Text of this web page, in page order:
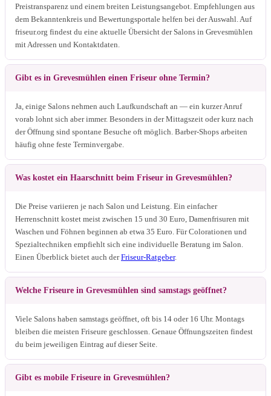
Preistransparenz und einem breiten Leistungsangebot. Empfehlungen aus
dem Bekanntenkreis und Bewertungsportale helfen bei der Auswahl. Auf
friseur.org findest du eine aktuelle Übersicht der Salons in Grevesmühlen
mit Adressen und Kontaktdaten.
Gibt es in Grevesmühlen einen Friseur ohne Termin?
Ja, einige Salons nehmen auch Laufkundschaft an — ein kurzer Anruf
vorab lohnt sich aber immer. Besonders in der Mittagszeit oder kurz nach
der Öffnung sind spontane Besuche oft möglich. Barber-Shops arbeiten
häufig ohne feste Terminvergabe.
Was kostet ein Haarschnitt beim Friseur in Grevesmühlen?
Die Preise variieren je nach Salon und Leistung. Ein einfacher
Herrenschnitt kostet meist zwischen 15 und 30 Euro, Damenfrisuren mit
Waschen und Föhnen beginnen ab etwa 35 Euro. Für Colorationen und
Spezialtechniken empfiehlt sich eine individuelle Beratung im Salon.
Einen Überblick bietet auch derFriseur-Ratgeber.
Welche Friseure in Grevesmühlen sind samstags geöffnet?
Viele Salons haben samstags geöffnet, oft bis 14 oder 16 Uhr. Montags
bleiben die meisten Friseure geschlossen. Genaue Öffnungszeiten findest
du beim jeweiligen Eintrag auf dieser Seite.
Gibt es mobile Friseure in Grevesmühlen?